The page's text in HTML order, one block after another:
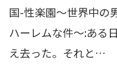
国-性楽園〜世界中の
ハーレムな件〜:ある
え去った。それと…